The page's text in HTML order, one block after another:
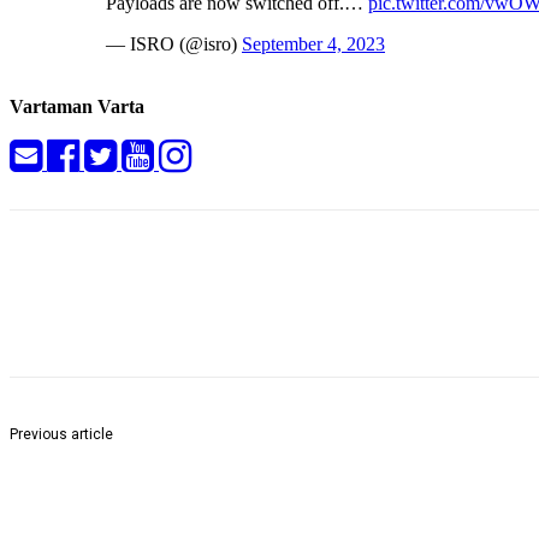
— ISRO (@isro) September 4, 2023
Vartaman Varta
Previous article